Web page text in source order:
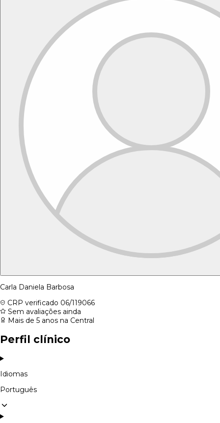
Carla Daniela Barbosa
CRP verificado 06/119066
Sem avaliações ainda
Mais de 5 anos na Central
Perfil clínico
Idiomas
Português